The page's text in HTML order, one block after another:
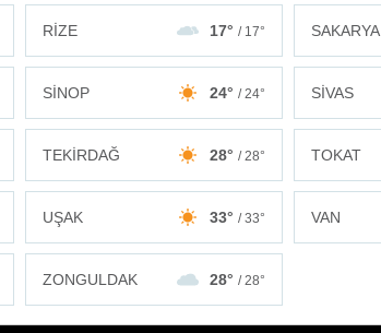
RİZE 17° / 17° SAKARYA
SİNOP 24° / 24° SİVAS
TEKİRDAĞ 28° / 28° TOKAT
UŞAK 33° / 33° VAN
ZONGULDAK 28° / 28°